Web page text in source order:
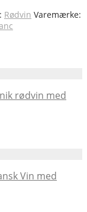
Rødvin Varemærke:
rødvin med
Vin med